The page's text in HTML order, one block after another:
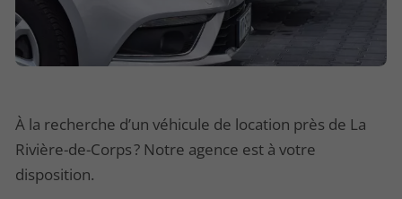
À la recherche d’un véhicule de location près de La
Rivière-de-Corps ? Notre agence est à votre
disposition.